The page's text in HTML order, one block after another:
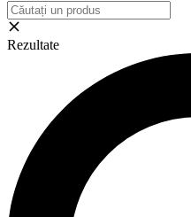
Rezultate